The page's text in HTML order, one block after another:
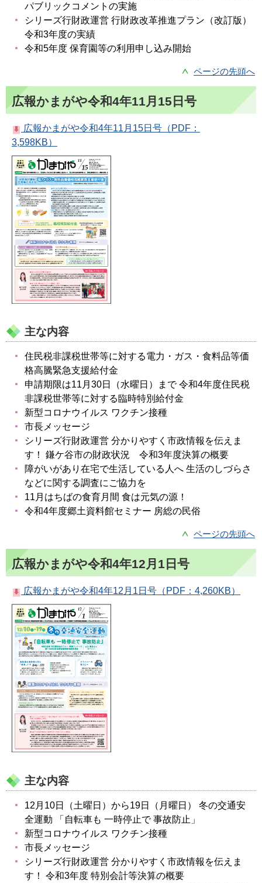
パブリックコメントの実施
シリーズ行財政運営 行財政改革推進プラン（改訂版）
令和3年度の実績
令和5年度 保育園等の利用申し込み開始
ページの先頭へ
広報かまがや令和4年11月15日号
広報かまがや令和4年11月15日号（PDF：
3,598KB）
主な内容
住民税非課税世帯等に対する電力・ガス・食料品等価
格高騰緊急支援給付金
申請期限は11月30日（水曜日）まで 令和4年度住民税
非課税世帯等に対する臨時特別給付金
新型コロナウイルス ワクチン接種
市長メッセージ
シリーズ行財政運営 分かりやすく市政情報を伝えま
す！ 鎌ケ谷市の財政状況 令和3年度決算の概要
障がいがあり在宅で生活している人へ 生活のしづらさ
などに関する調査にご協力を
11月はちばの食育月間 食は元気の源！
令和4年度郷土資料館セミナー 房総の民俗
ページの先頭へ
広報かまがや令和4年12月1日号
広報かまがや令和4年12月1日号（PDF：4,260KB）
主な内容
12月10日（土曜日）から19日（月曜日） 冬の交通安
全運動 「自転車も 一時停止で 事故防止」
新型コロナウイルス ワクチン接種
市長メッセージ
シリーズ行財政運営 分かりやすく市政情報を伝えま
す！ 令和3年度 特別会計等決算の概要